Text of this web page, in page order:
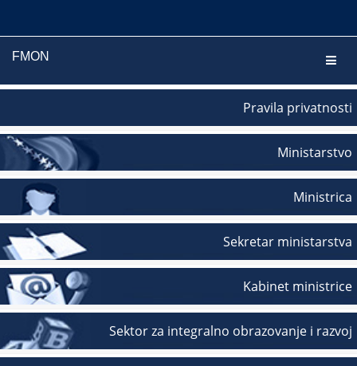
FMON
Pravila privatnosti
Ministarstvo
Ministrica
Sekretar ministarstva
Kabinet ministrice
Sektor za integralno obrazovanje i razvoj